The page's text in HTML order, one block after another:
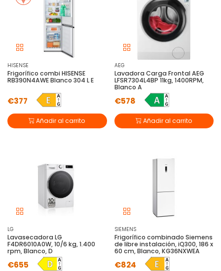
HISENSE
Frigorífico combi HISENSE
RB390N4AWE Blanco 304 L E
€377
Añadir al carrito
AEG
Lavadora Carga Frontal AEG
LFSR7304L4BP 11kg, 1400RPM,
Blanco A
€578
Añadir al carrito
LG
Lavasecadora LG
F4DR6010A0W, 10/6 kg, 1.400
rpm, Blanco, D
€655
SIEMENS
Frigorífico combinado Siemens
de libre instalación, iQ300, 186 x
60 cm, Blanco, KG36NXWEA
€824